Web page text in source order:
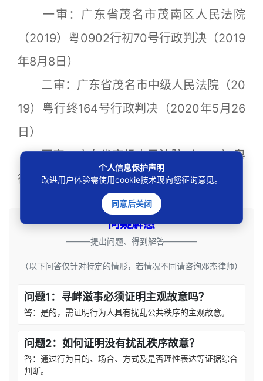
一审：广东省茂名市茂南区人民法院
（2019）粤0902行初70号行政判决（2019
年8月8日）
二审：广东省茂名市中级人民法院（20
19）粤行终164号行政判决（2020年5月26
日）
再审：广东省高级人民法院（2021）粤
行再13号行政判决（2022年6月30日）
问疑解惑
———提出问题、得到解答————
（以下问答仅针对特定的情形，若情况不同请咨询邓杰律师）
问题1：寻衅滋事必须证明主观故意吗？
答：是的，需证明行为人具有扰乱公共秩序的主观故意。
问题2：如何证明没有扰乱秩序故意？
答：通过行为目的、场合、方式及是否理性表达等证据综合
判断。
个人信息保护声明
改进用户体验需使用cookie技术现向您征询意见。
同意后关闭